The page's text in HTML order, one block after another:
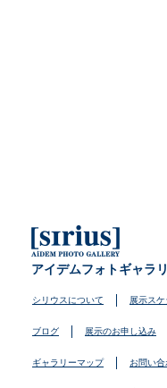
アイデムフォトギャラ
シリウスについて 展示ス
ブログ 展示のお申し込み
ギャラリーマップ お問い